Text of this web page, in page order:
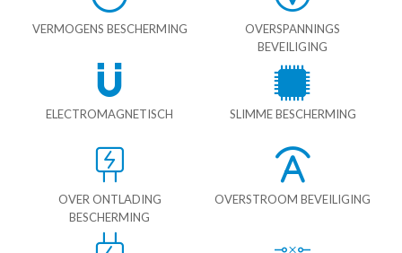
VERMOGENS BESCHERMING
OVERSPANNINGS
BEVEILIGING
ELECTROMAGNETISCH SLIMME BESCHERMING
OVER ONTLADING
BESCHERMING
OVERSTROOM BEVEILIGING